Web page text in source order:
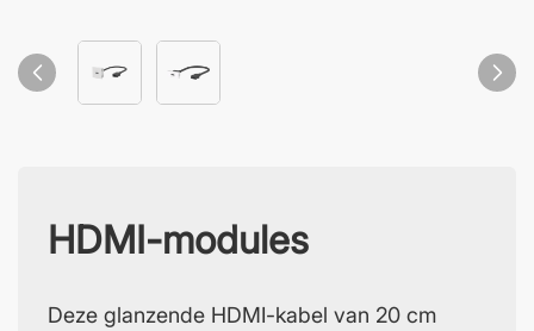
HDMI-modules
Deze glanzende HDMI-kabel van 20 cm